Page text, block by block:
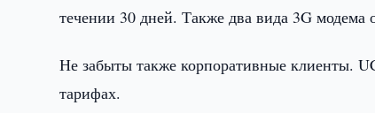
течении 30 дней. Также два вида 3G модема
Не забыты также корпоративные клиенты.
тарифах.